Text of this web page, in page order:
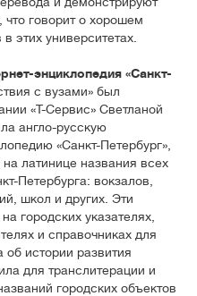
что говорит о хорошем
этих университетах.
энциклопедия «Санкт-
с вузами» был
«Т-Сервис» Светланой
англо-русскую
«Санкт-Петербург»,
латинице названия всех
Петербурга: вокзалов,
школ и других. Эти
городских указателях,
и справочниках для
об истории развития
для транслитерации и
городских объектов